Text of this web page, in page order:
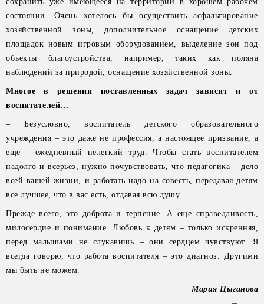
состоянии. Очень хотелось бы осуществить асфальтирование
хозяйственной зоны, дополнительное оснащение детских
площадок новым игровым оборудованием, выделение зон под
объекты благоустройства, например, таких как поляна
наблюдений за природой, оснащение хозяйственной зоны.
Многое в решении поставленных задач зависит и от
воспитателей…
– Безусловно, воспитатель детского образовательного
учреждения – это даже не профессия, а настоящее призвание, а
еще – ежедневный нелегкий труд. Чтобы стать воспитателем
надолго и всерьез, нужно почувствовать, что педагогика – дело
всей вашей жизни, и работать надо на совесть, передавая детям
все лучшее, что в вас есть, отдавая всю душу.
Прежде всего, это доброта и терпение. А еще справедливость,
милосердие и понимание. Любовь к детям – только искренняя,
перед малышами не слукавишь – они сердцем чувствуют. Я
всегда говорю, что работа воспитателя – это диагноз. Другими
мы быть не можем.
Мария Цыганова